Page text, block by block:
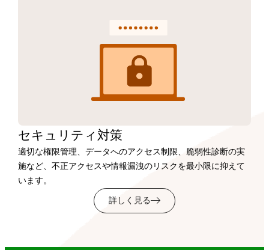
セキュリティ対策
適切な権限管理、データへのアクセス制限、脆弱性診断の実
施など、不正アクセスや情報漏洩のリスクを最小限に抑えて
います。
詳しく見る